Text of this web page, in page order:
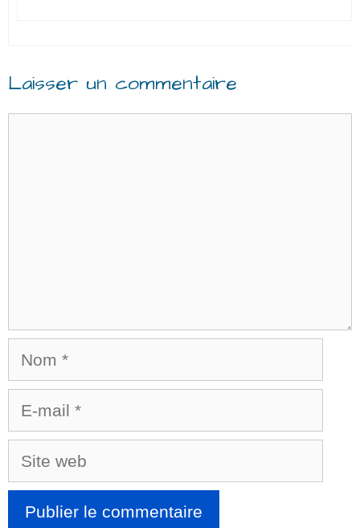
Laisser un commentaire